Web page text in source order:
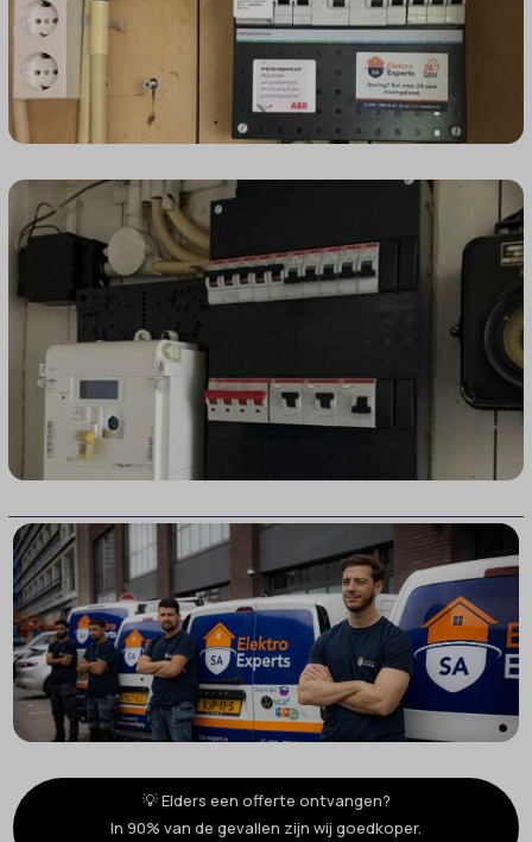
💡 Elders een offerte ontvangen?
In 90% van de gevallen zijn wij goedkoper.